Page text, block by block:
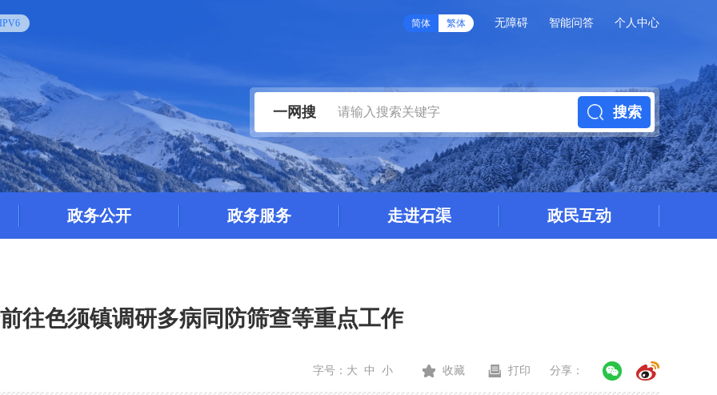
简体 繁体 无障碍 智能问答 个人中心
一网搜 搜索
政务公开 政务服务 走进石渠 政民互动
往色须镇调研多病同防筛查等重点工作
字号： 大 中 小 收藏 打印 分享：